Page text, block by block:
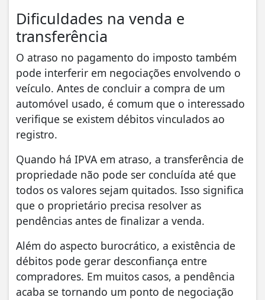
Dificuldades na venda e
transferência
O atraso no pagamento do imposto também
pode interferir em negociações envolvendo o
veículo. Antes de concluir a compra de um
automóvel usado, é comum que o interessado
verifique se existem débitos vinculados ao
registro.
Quando há IPVA em atraso, a transferência de
propriedade não pode ser concluída até que
todos os valores sejam quitados. Isso significa
que o proprietário precisa resolver as
pendências antes de finalizar a venda.
Além do aspecto burocrático, a existência de
débitos pode gerar desconfiança entre
compradores. Em muitos casos, a pendência
acaba se tornando um ponto de negociação